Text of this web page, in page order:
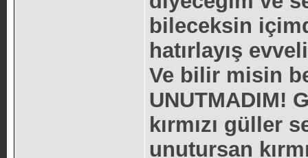
bileceksin
hatırlayış
Ve bilir misin
UNUTMADIM!
kırmızı güller
unutursan